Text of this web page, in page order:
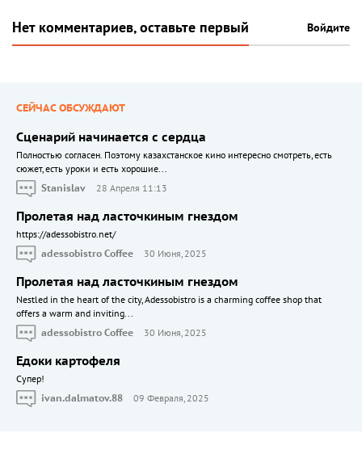
Нет комментариев, оставьте первый Войдите
СЕЙЧАС ОБСУЖДАЮТ
Сценарий начинается с сердца
Полностью согласен. Поэтому казахстанское кино интересно смотреть, есть
сюжет, есть уроки и есть хорошие...
Stanislav
28 Апреля 11:13
Пролетая над ласточкиным гнездом
https://adessobistro.net/
adessobistro Coffee
30 Июня, 2025
Пролетая над ласточкиным гнездом
Nestled in the heart of the city, Adessobistro is a charming coffee shop that
offers a warm and inviting...
adessobistro Coffee
30 Июня, 2025
Едоки картофеля
Cупер!
ivan.dalmatov.88
09 Февраля, 2025